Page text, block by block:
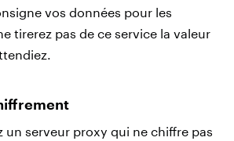
vos données pour les
tirerez pas de ce service la valeur
un serveur proxy qui ne chiffre pas